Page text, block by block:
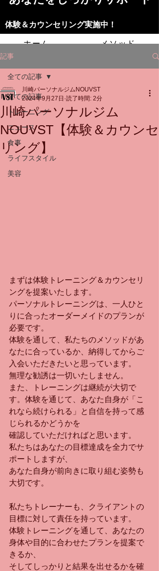
​​​体験＆カウンセリング実施中！
ホーム メソッド
トレーニングの流れ 施設
スタッフ よくある質問 料金
お問い合わせ
記事
全ての記事
トレーニング
ニュース
食事
ライフスタイル
美容
全ての記事
川崎パーソナルジム
NOUVST【体験＆カウンセ
リング】
川崎パーソナルジムNOUVST
2024年9月27日 読了時間: 2分
まずは体験トレーニング＆カウンセリ
ングを提案いたします。
パーソナルトレーニングは、一人ひと
りに合ったオーダーメイドのプランが
必要です。
体験を通して、私たちのメソッドがあ
なたに合っているか、納得してからご
入会いただきたいと思っています。
無理な勧誘は一切いたしません。
また、トレーニングは継続が大切で
す。体験を通じて、あなた自身が「こ
れなら続けられる」と自信を持って感
じられるかどうかを
確認していただければと思います。
私たちはあなたの目標達成を全力でサ
ポートしますが、
あなた自身が前向きに取り組む姿勢も
大切です。
私たちトレーナーも、クライアントの
目標に対して責任を持っています。
体験トレーニングを通して、あなたの
身体や目的に合わせたプランを提案で
きるか、
そしてしっかりと結果を出せるかを確